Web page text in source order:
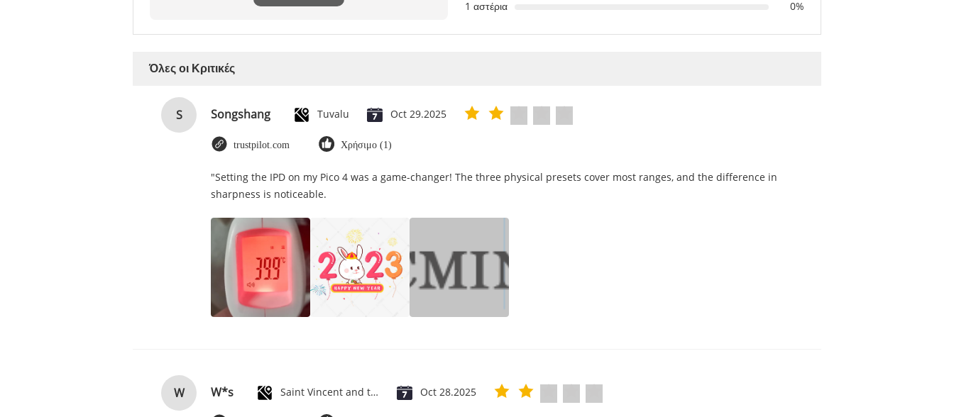
1 αστέρια
0%
Όλες οι Κριτικές
S Songshang Tuvalu Oct 29.2025
trustpilot.com Χρήσιμο (1)
"Setting the IPD on my Pico 4 was a game-changer! The three physical presets cover most ranges, and the difference in
sharpness is noticeable.
W W*s Saint Vincent and the Grenadines Oct 28.2025